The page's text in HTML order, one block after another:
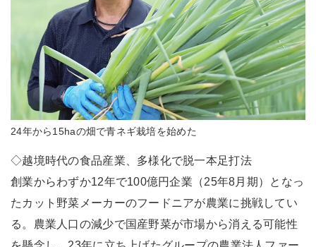
24年から15haの畑で青ネギ栽培を始めた
◇越境時代の食品産業、多様化で脱一本足打法
創業からわずか12年で100億円企業（25年8月期）となっ
たカット野菜メーカーのフードニアが農業に挑戦してい
る。農業人口の減少で国産野菜が市場から消える可能性